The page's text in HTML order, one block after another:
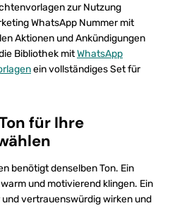
zur Nutzung
WhatsApp Nummer mit
Aktionen und Ankündigungen
Bibliothek mitWhatsApp
ein vollständiges Set für
für Ihre
benötigt denselben Ton. Ein
und motivierend klingen. Ein
vertrauenswürdig wirken und